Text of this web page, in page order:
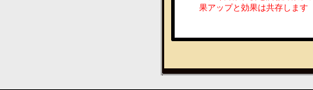
果アップと効果は共存します